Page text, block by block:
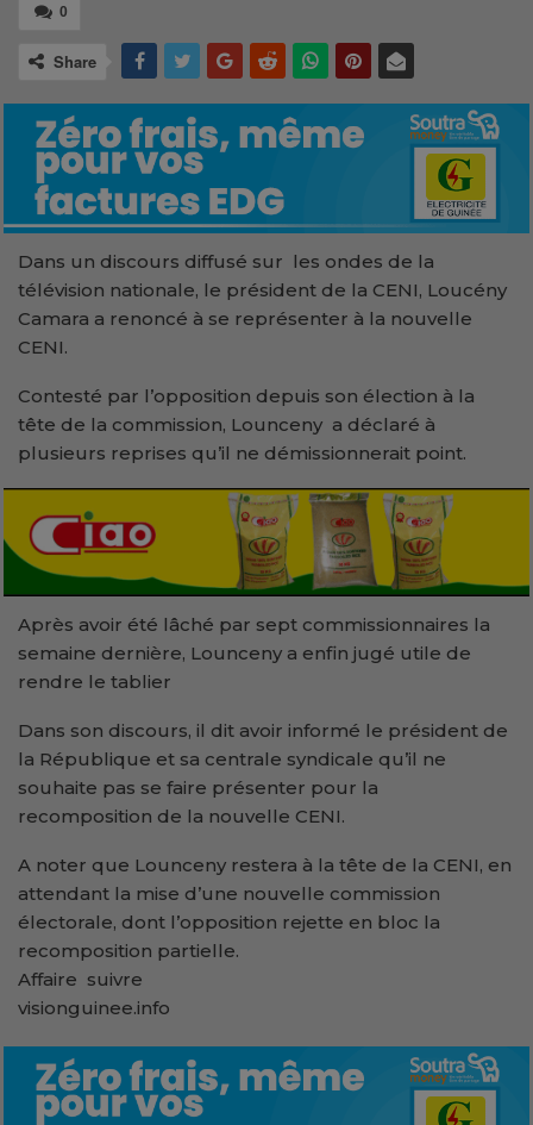
0
Share
Dans un discours diffusé sur les ondes de la
télévision nationale, le président de la CENI, Loucény
Camara a renoncé à se représenter à la nouvelle
CENI.
Contesté par l’opposition depuis son élection à la
tête de la commission, Lounceny a déclaré à
plusieurs reprises qu’il ne démissionnerait point.
Après avoir été lâché par sept commissionnaires la
semaine dernière, Lounceny a enfin jugé utile de
rendre le tablier
Dans son discours, il dit avoir informé le président de
la République et sa centrale syndicale qu’il ne
souhaite pas se faire présenter pour la
recomposition de la nouvelle CENI.
A noter que Lounceny restera à la tête de la CENI, en
attendant la mise d’une nouvelle commission
électorale, dont l’opposition rejette en bloc la
recomposition partielle.
Affaire suivre
visionguinee.info